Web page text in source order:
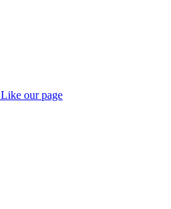
Like our page